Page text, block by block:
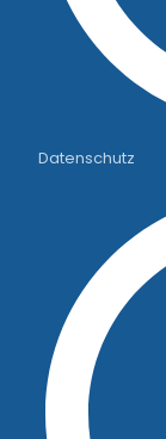
Datenschutz